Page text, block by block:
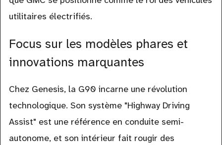
utilitaires électrifiés.
Focus sur les modèles phares et
innovations marquantes
Chez Genesis, la G90 incarne une révolution
technologique. Son système "Highway Driving
Assist" est une référence en conduite semi-
autonome, et son intérieur fait rougir des